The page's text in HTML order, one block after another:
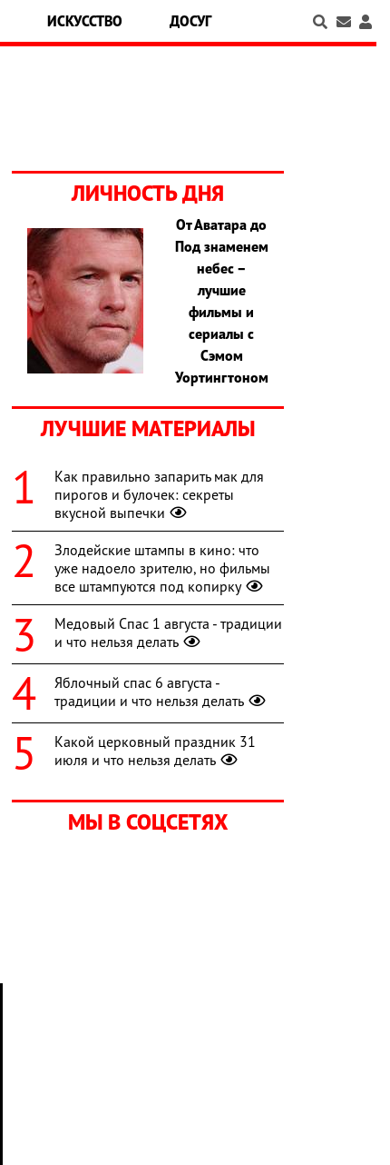
ИСКУССТВО ДОСУГ
ЛИЧНОСТЬ ДНЯ
От Аватара до
Под знаменем
небес –
лучшие
фильмы и
сериалы с
Сэмом
Уортингтоном
ЛУЧШИЕ МАТЕРИАЛЫ
Как правильно запарить мак для
пирогов и булочек: секреты
вкусной выпечки
Злодейские штампы в кино: что
уже надоело зрителю, но фильмы
все штампуются под копирку
Медовый Спас 1 августа - традиции
и что нельзя делать
Яблочный спас 6 августа -
традиции и что нельзя делать
Какой церковный праздник 31
июля и что нельзя делать
МЫ В СОЦСЕТЯХ